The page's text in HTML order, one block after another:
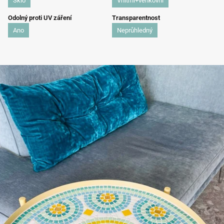
Odolný proti UV záření
Ano
Transparentnost
Neprůhledný